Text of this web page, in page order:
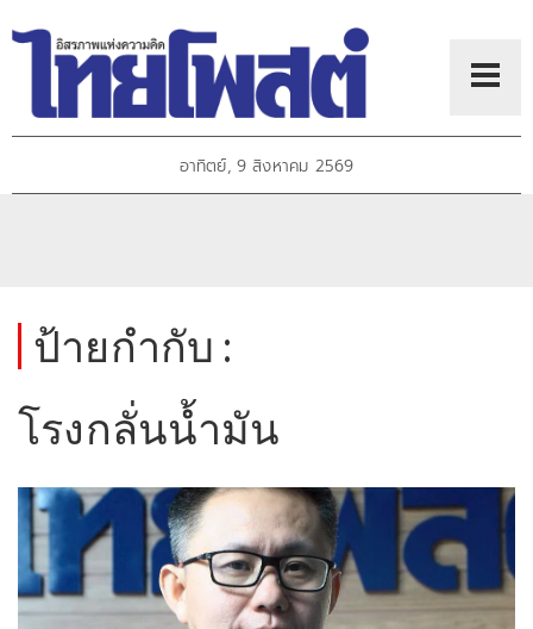
อาทิตย์, 9 สิงหาคม 2569
ป้ายกำกับ :
โรงกลั่นน้ำมัน